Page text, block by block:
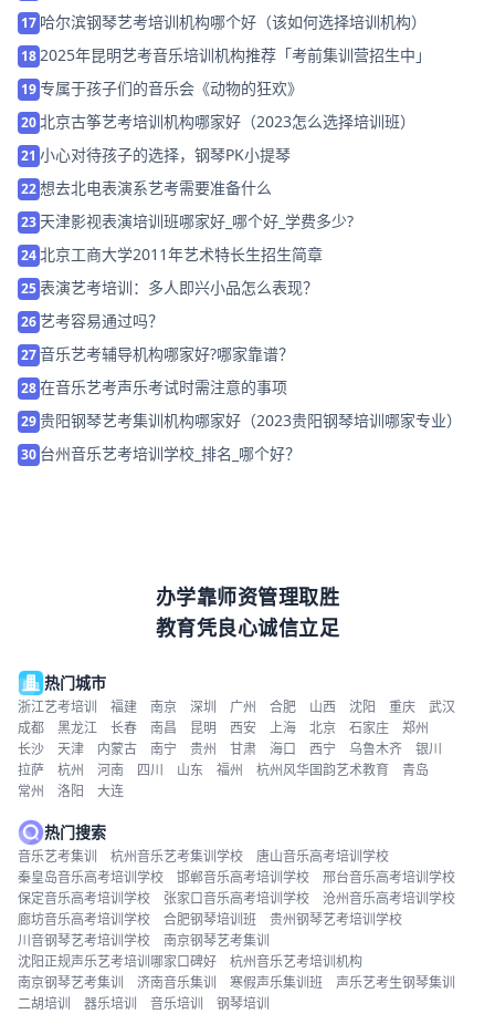
17 哈尔滨钢琴艺考培训机构哪个好（该如何选择培训机构）
18 2025年昆明艺考音乐培训机构推荐「考前集训营招生中」
19专属于孩子们的音乐会《动物的狂欢》
20 北京古筝艺考培训机构哪家好（2023怎么选择培训班）
21 小心对待孩子的选择，钢琴PK小提琴
22想去北电表演系艺考需要准备什么
23 天津影视表演培训班哪家好_哪个好_学费多少?
24 北京工商大学2011年艺术特长生招生简章
25表演艺考培训：多人即兴小品怎么表现？
26艺考容易通过吗？
27音乐艺考辅导机构哪家好?哪家靠谱？
28在音乐艺考声乐考试时需注意的事项
29贵阳钢琴艺考集训机构哪家好（2023贵阳钢琴培训哪家专业）
30 台州音乐艺考培训学校_排名_哪个好？
办学靠师资管理取胜
教育凭良心诚信立足
热门城市
浙江艺考培训 福建 南京 深圳 广州 合肥 山西 沈阳 重庆
武汉
成都
黑龙江 长春 南昌 昆明 西安 上海 北京 石家庄
郑州
长沙
天津 内蒙古 南宁 贵州 甘肃 海口 西宁 乌鲁木齐
银川
拉萨
杭州 河南 四川 山东 福州 杭州风华国韵艺术教育
青岛
常州
洛阳 大连
热门搜索
音乐艺考集训 杭州音乐艺考集训学校
唐山音乐高考培训学校
秦皇岛音乐高考培训学校
邯郸音乐高考培训学校
邢台音乐高考培训学校
保定音乐高考培训学校
张家口音乐高考培训学校
沧州音乐高考培训学校
廊坊音乐高考培训学校
合肥钢琴培训班
贵州钢琴艺考培训学校
川音钢琴艺考培训学校
南京钢琴艺考集训
沈阳正规声乐艺考培训哪家口碑好
杭州音乐艺考培训机构
南京钢琴艺考集训
济南音乐集训 寒假声乐集训班
声乐艺考生钢琴集训
二胡培训
器乐培训 音乐培训 钢琴培训